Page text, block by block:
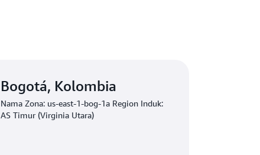
Bogotá, Kolombia
Nama Zona: us-east-1-bog-1a Region Induk:
AS Timur (Virginia Utara)